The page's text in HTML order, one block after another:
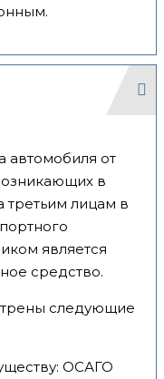
автомобиля от
в
третьим лицам в
является
средство.
следующие
ОСАГО